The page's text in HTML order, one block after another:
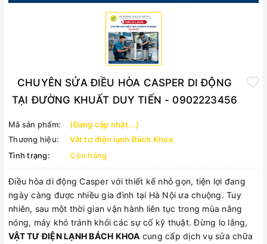
CHUYÊN SỬA ĐIỀU HÒA CASPER DI ĐỘNG
TẠI ĐƯỜNG KHUẤT DUY TIẾN - 0902223456
Mã sản phẩm:
(Đang cập nhật...)
Thương hiệu:
Vât tư điện lạnh Bách Khoa
Tình trạng:
Còn hàng
Điều hòa di động Casper với thiết kế nhỏ gọn, tiện lợi đang
ngày càng được nhiều gia đình tại Hà Nội ưa chuộng. Tuy
nhiên, sau một thời gian vận hành liên tục trong mùa nắng
nóng, máy khó tránh khỏi các sự cố kỹ thuật. Đừng lo lắng,
VẬT TƯ ĐIỆN LẠNH BÁCH KHOA cung cấp dịch vụ sửa chữa